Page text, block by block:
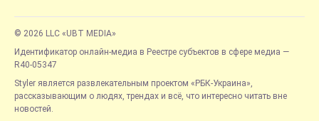
© 2026 LLC «UBT MEDIA»
Идентификатор онлайн-медиа в Реестре субъектов в сфере медиа —
R40-05347
Styler является развлекательным проектом «РБК-Украина»,
рассказывающим о людях, трендах и всё, что интересно читать вне
новостей.